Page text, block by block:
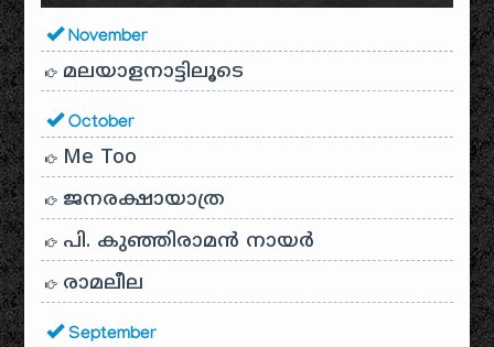
November
മലയാളനാട്ടിലൂടെ
October
Me Too
ജനരക്ഷായാത്ര
പി. കുഞ്ഞിരാമൻ നായർ
രാമലീല
September